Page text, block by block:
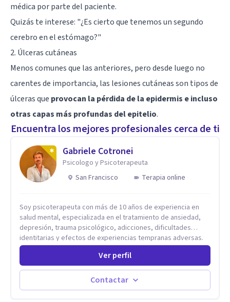
médica por parte del paciente.
Quizás te interese: "¿Es cierto que tenemos un segundo
cerebro en el estómago?"
2. Úlceras cutáneas
Menos comunes que las anteriores, pero desde luego no
carentes de importancia, las lesiones cutáneas son tipos de
úlceras que provocan la pérdida de la epidermis e incluso
otras capas más profundas del epitelio.
Encuentra los mejores profesionales cerca de ti
Gabriele Cotronei
Psicologo y Psicoterapeuta
San Francisco
Terapia online
Soy psicoterapeuta con más de 10 años de experiencia en
salud mental, especializada en el tratamiento de ansiedad,
depresión, trauma psicológico, adicciones, dificultades
identitarias y efectos de experiencias tempranas adversas.
Ofrezco un espacio terapéutico seguro, confidencial y
profundamente humano, donde el dolor emocional puede
transformarse en autoconocimiento, regulación emocional y
psicoanálisis, terapia somática y de trauma, psicología
Ver perfil
Contactar